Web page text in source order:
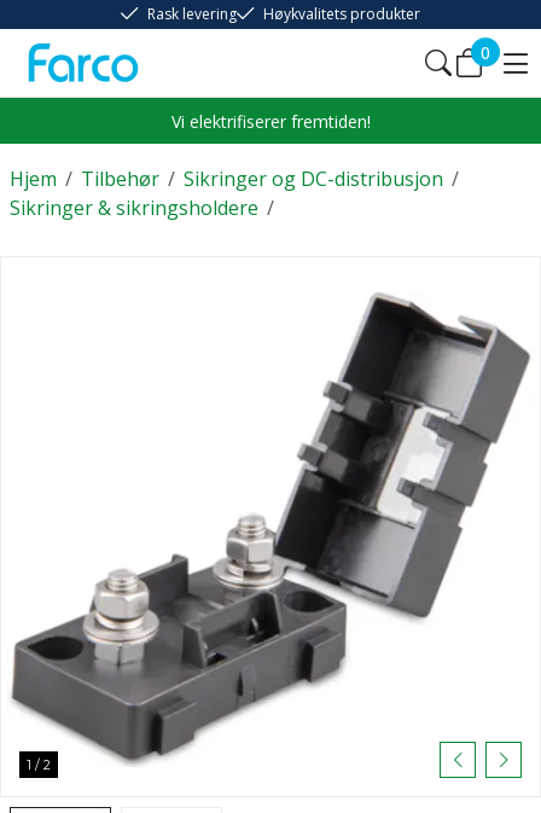
Rask levering Høykvalitets produkter
0
Vi elektrifiserer fremtiden!
/
Hjem /
Tilbehør /
Sikringer og DC-distribusjon
/
Sikringer & sikringsholdere
1 / 2